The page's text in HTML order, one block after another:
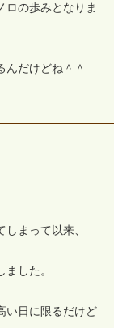
ロの歩みとなりま
んだけどね＾＾
まって以来、
した。
い日に限るだけど